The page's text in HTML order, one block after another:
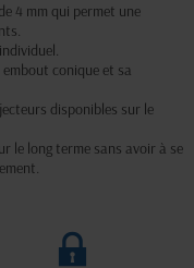
4 mm qui permet une
conique et sa
disponibles sur le
le long terme sans avoir à se